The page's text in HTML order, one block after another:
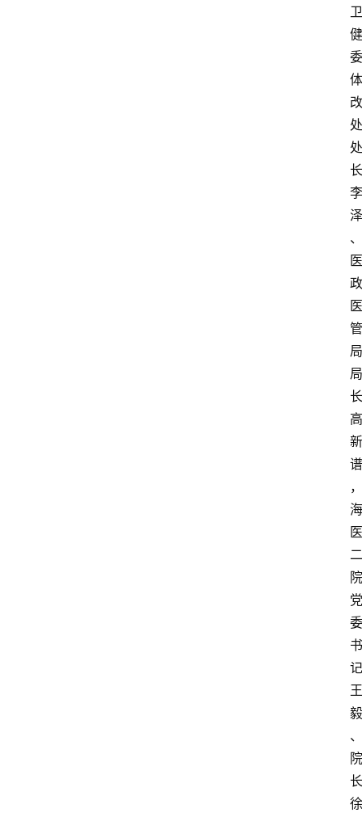
卫
健
委
体
改
处
处
长
李
泽
、
医
政
医
管
局
局
长
高
新
谱
，
海
医
二
院
党
委
书
记
王
毅
、
院
长
徐